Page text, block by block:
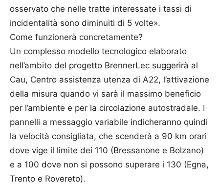
osservato che nelle tratte interessate i tassi di
incidentalità sono diminuiti di 5 volte».
Come funzionerà concretamente?
Un complesso modello tecnologico elaborato
nell’ambito del progetto BrennerLec suggerirà al
Cau, Centro assistenza utenza di A22, l’attivazione
della misura quando vi sarà il massimo beneficio
per l’ambiente e per la circolazione autostradale. I
pannelli a messaggio variabile indicheranno quindi
la velocità consigliata, che scenderà a 90 km orari
dove vige il limite dei 110 (Bressanone e Bolzano)
e a 100 dove non si possono superare i 130 (Egna,
Trento e Rovereto).